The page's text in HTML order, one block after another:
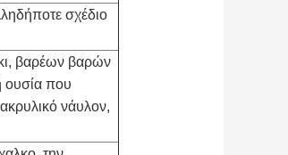
σχέδιο
βαρέων βαρών
ουσία που
νάυλον,